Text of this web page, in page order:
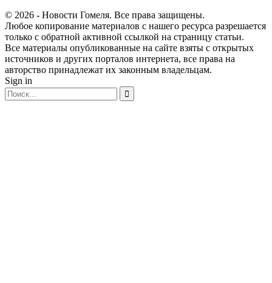
© 2026 - Новости Гомеля. Все права защищены.
Любое копирование материалов с нашего ресурса разрешается
только с обратной активной ссылкой на страницу статьи.
Все материалы опубликованные на сайте взяты с открытых
источников и других порталов интернета, все права на
авторство принадлежат их законным владельцам.
Sign in